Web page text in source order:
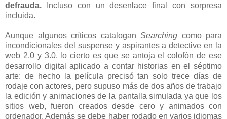
defrauda. Incluso con un desenlace final con sorpresa
incluida.
Aunque algunos críticos catalogan Searching como para
incondicionales del suspense y aspirantes a detective en la
web 2.0 y 3.0, lo cierto es que se antoja el colofón de ese
desarrollo digital aplicado a contar historias en el séptimo
arte: de hecho la película precisó tan solo trece días de
rodaje con actores, pero supuso más de dos años de trabajo
la edición y animaciones de la pantalla simulada ya que los
sitios web, fueron creados desde cero y animados con
ordenador. Además se debe haber rodado en varios idiomas